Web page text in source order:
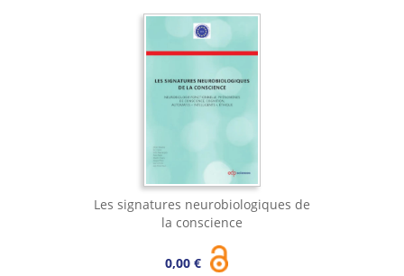
Les signatures neurobiologiques de
la conscience
0,00 €